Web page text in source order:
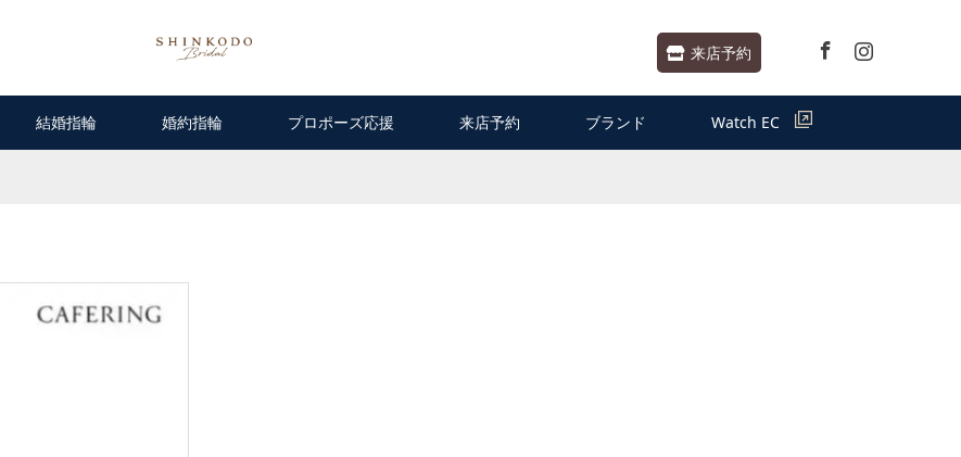
来店予約
Instagram
結婚指輪 婚約指輪 プロポーズ応援 来店予約 ブランド Watch EC